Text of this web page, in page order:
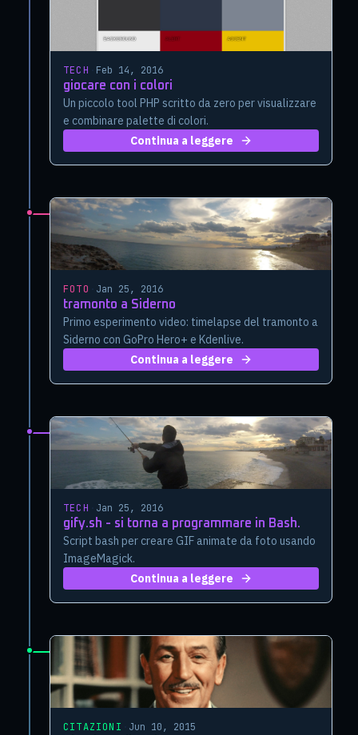
TECH
Feb 14, 2016
giocare con i colori
Un piccolo tool PHP scritto da zero per visualizzare
e combinare palette di colori.
Continua a leggere
FOTO
Jan 25, 2016
tramonto a Siderno
Primo esperimento video: timelapse del tramonto a
Siderno con GoPro Hero+ e Kdenlive.
Continua a leggere
TECH
Jan 25, 2016
gify.sh - si torna a programmare in Bash.
Script bash per creare GIF animate da foto usando
ImageMagick.
Continua a leggere
CITAZIONI
Jun 10, 2015